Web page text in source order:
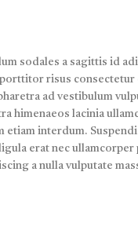
sodales a sagittis id
risus
ad vestibulum
himenaeos lacinia
etiam interdum.
erat nec ullamcorper
a nulla vulputate